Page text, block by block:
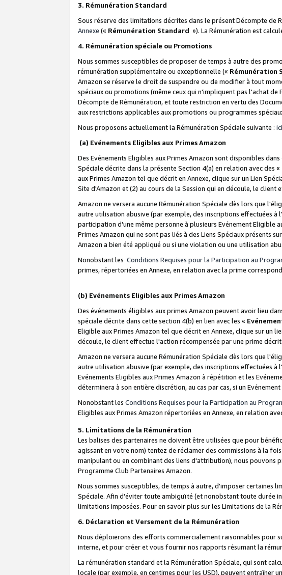
3. Rémunération Standard
Sous réserve des limitations décrites dans le présent Décompte de
Annexe (« Rémunération Standard »). La Rémunération est
4. Rémunération spéciale ou Promotions
Nous sommes susceptibles de proposer de temps à autre des
rémunération supplémentaire ou exceptionnelle (« Rémunération
Amazon se réserve le droit de suspendre ou de modifier à tout
spéciaux ou promotions (même ceux qui n'impliquent pas l'achat
Décompte de Rémunération, et toute restriction en vertu des
aux restrictions applicables aux promotions ou programmes
Nous proposons actuellement la Rémunération Spéciale suivante : ici
(a) Evénements Eligibles aux Primes Amazon
Des Evénements Eligibles aux Primes Amazon sont disponibles
Spéciale décrite dans la présente Section 4(a) en relation avec des «
aux Primes Amazon tel que décrit en Annexe, clique sur un Lien
Site d'Amazon et (2) au cours de la Session qui en découle, le
Amazon ne versera aucune Rémunération Spéciale dès lors que
autre utilisation abusive (par exemple, des inscriptions effectuées
participation d'une même personne à plusieurs Evénement Eligible
Primes Amazon qui ne sont pas liés à des Liens Spéciaux présents
Amazon a bien été appliqué ou si une violation ou une utilisation
Nonobstant les Conditions Requises pour la Participation au
primes, répertoriées en Annexe, en relation avec la prime
(b) Evénements Eligibles aux Primes Amazon
Des événements éligibles aux primes Amazon peuvent avoir lieu
spéciale décrite dans cette section 4(b) en lien avec les «
Eligible aux Primes Amazon tel que décrit en Annexe, clique sur un
découle, le client effectue l'action récompensée par une prime
Amazon ne versera aucune Rémunération Spéciale dès lors que
autre utilisation abusive (par exemple, des inscriptions effectuées
Evénements Eligibles aux Primes Amazon à répétition et les
déterminera à son entière discrétion, au cas par cas, si un
Nonobstant les Conditions Requises pour la Participation au
Eligibles aux Primes Amazon répertoriées en Annexe, en relation
5. Limitations de la Rémunération
Les balises des partenaires ne doivent être utilisées que pour
agissant en votre nom) tentez de réclamer des commissions à la
manipulant ou en combinant des liens d'attribution), nous pouvons
Programme Club Partenaires Amazon.
Nous sommes susceptibles, de temps à autre, d'imposer certaines
Spéciale. Afin d'éviter toute ambiguïté (et nonobstant toute durée
limitations imposées. Pour en savoir plus sur les Limitations de la
6. Déclaration et Versement de la Rémunération
Nous déploierons des efforts commercialement raisonnables pour
interne, et pour créer et vous fournir nos rapports résumant la
La rémunération standard et la Rémunération Spéciale, qui sont
locale (par exemple, en centimes pour les USD), peuvent